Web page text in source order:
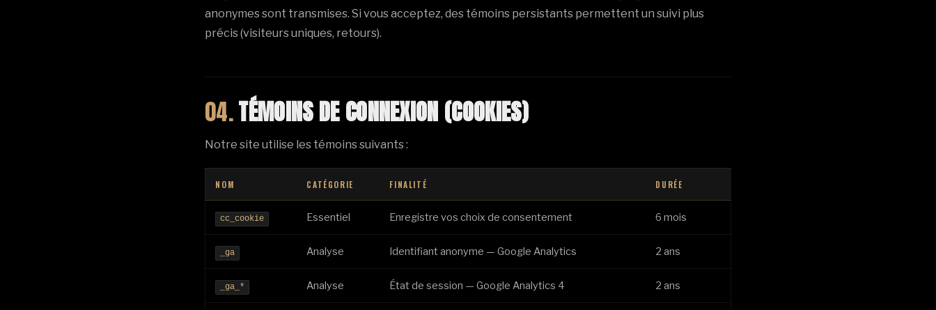
anonymes sont transmises. Si vous acceptez, des témoins persistants permettent un suivi plus
précis (visiteurs uniques, retours).
04.TÉMOINS DE CONNEXION (COOKIES)
Notre site utilise les témoins suivants :
NOM CATÉGORIE FINALITÉ DURÉE
cc_cookie Essentiel Enregistre vos choix de consentement 6 mois
_ga Analyse Identifiant anonyme — Google Analytics 2 ans
_ga_* Analyse État de session — Google Analytics 4 2 ans